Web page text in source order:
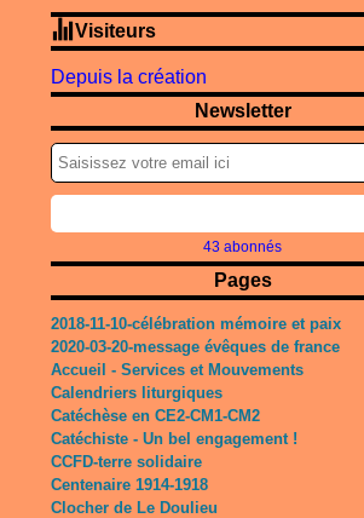
Visiteurs
Depuis la création
Newsletter
43 abonnés
Pages
2018-11-10-célébration mémoire et paix
2020-03-20-message évêques de france
Accueil - Services et Mouvements
Calendriers liturgiques
Catéchèse en CE2-CM1-CM2
Catéchiste - Un bel engagement !
CCFD-terre solidaire
Centenaire 1914-1918
Clocher de Le Doulieu